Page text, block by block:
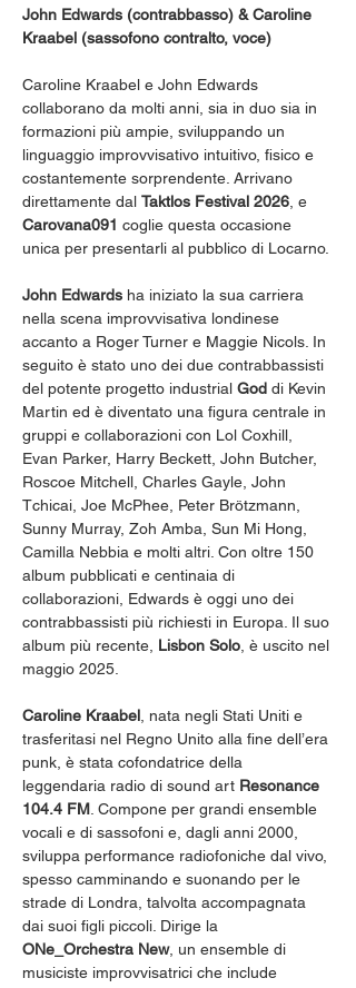
John Edwards (contrabbasso) & Caroline
Kraabel (sassofono contralto, voce)
Caroline Kraabel e John Edwards
collaborano da molti anni, sia in duo sia in
formazioni più ampie, sviluppando un
linguaggio improvvisativo intuitivo, fisico e
costantemente sorprendente. Arrivano
direttamente dal Taktlos Festival 2026 , e
Carovana091 coglie questa occasione
unica per presentarli al pubblico di Locarno.
John Edwards ha iniziato la sua carriera
nella scena improvvisativa londinese
accanto a Roger Turner e Maggie Nicols. In
seguito è stato uno dei due contrabbassisti
del potente progetto industrial God di Kevin
Martin ed è diventato una figura centrale in
gruppi e collaborazioni con Lol Coxhill,
Evan Parker, Harry Beckett, John Butcher,
Roscoe Mitchell, Charles Gayle, John
Tchicai, Joe McPhee, Peter Brötzmann,
Sunny Murray, Zoh Amba, Sun Mi Hong,
Camilla Nebbia e molti altri. Con oltre 150
album pubblicati e centinaia di
collaborazioni, Edwards è oggi uno dei
contrabbassisti più richiesti in Europa. Il suo
album più recente, Lisbon Solo , è uscito nel
maggio 2025.
Caroline Kraabel , nata negli Stati Uniti e
trasferitasi nel Regno Unito alla fine dell’era
punk, è stata cofondatrice della
leggendaria radio di sound art Resonance
104.4 FM . Compone per grandi ensemble
vocali e di sassofoni e, dagli anni 2000,
sviluppa performance radiofoniche dal vivo,
spesso camminando e suonando per le
strade di Londra, talvolta accompagnata
dai suoi figli piccoli. Dirige la
ONe_Orchestra New, un ensemble di
musiciste improvvisatrici che include